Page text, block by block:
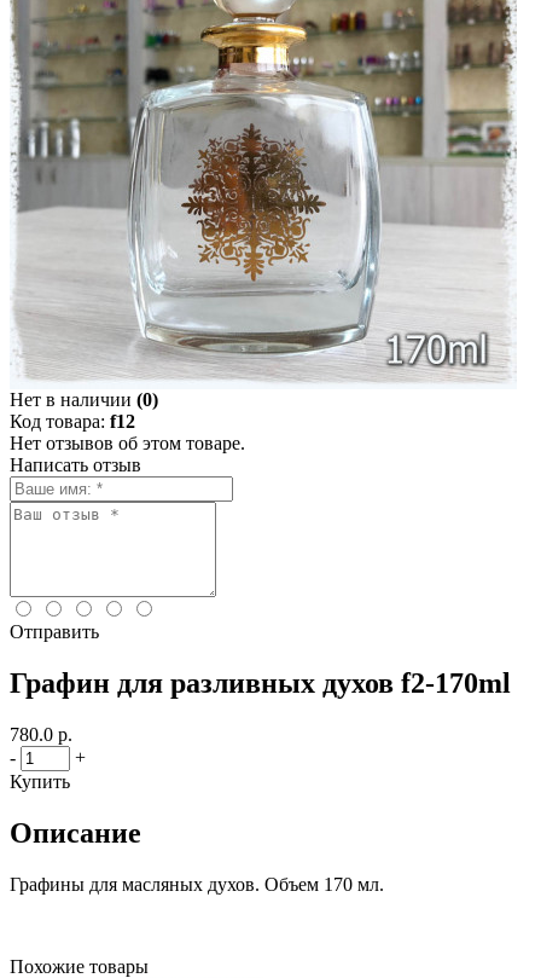
Нет в наличии (0)
Код товара: f12
Нет отзывов об этом товаре.
Написать отзыв
Отправить
Графин для разливных духов f2-170ml
780.0 р.
-
+
Купить
Описание
Графины для масляных духов. Объем 170 мл.
Похожие товары